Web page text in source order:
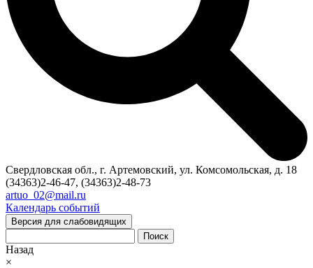
Свердловская обл., г. Артемовский, ул. Комсомольская, д. 18
(34363)2-46-47, (34363)2-48-73
artuo_02@mail.ru
Календарь событий
Версия для слабовидящих
Поиск
Назад
×